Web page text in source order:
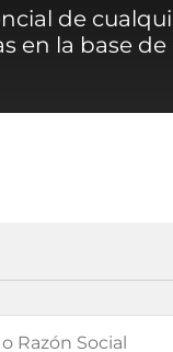
de
en la base